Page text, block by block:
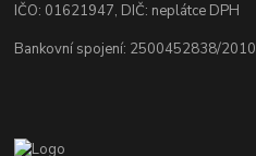
IČO: 01621947, DIČ: neplátce DPH
Bankovní spojení: 2500452838/2010